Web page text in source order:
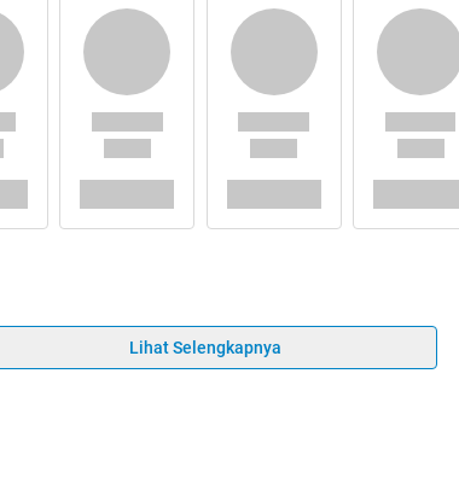
Lihat Selengkapnya